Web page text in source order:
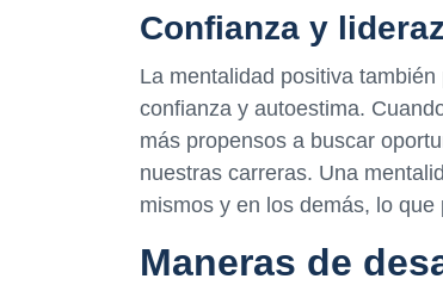
Confianza y
La mentalidad positiva
confianza y autoestima.
más propensos a buscar
nuestras carreras. Una
mismos y en los demás, lo
Maneras de